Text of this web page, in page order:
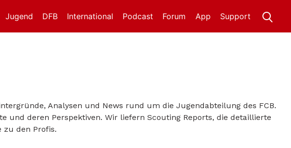
Jugend DFB International Support
App
Forum
Podcast
Analysen und News rund um die Jugendabteilung des FCB.
und deren Perspektiven. Wir liefern Scouting Reports, die detaillierte
zu den Profis.